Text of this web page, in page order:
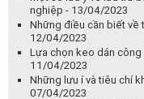
Ưu điểm của các loại
khách sạn - 05/04/2023
Quần áo phòng sạch
Keo dán công nghiệp
Đại lý nhập khẩu và
ngiệp tại Việt Nam -
Đại lý phân phối chính